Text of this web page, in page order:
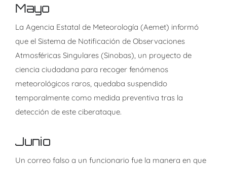
Mayo
La Agencia Estatal de Meteorología (Aemet) informó
que el Sistema de Notificación de Observaciones
Atmosféricas Singulares (Sinobas), un proyecto de
ciencia ciudadana para recoger fenómenos
meteorológicos raros, quedaba suspendido
temporalmente como medida preventiva tras la
detección de este ciberataque.
Junio
Un correo falso a un funcionario fue la manera en que